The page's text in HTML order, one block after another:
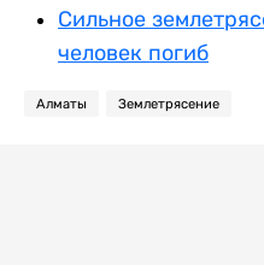
Сильное
человек погиб
Алматы Землетрясение